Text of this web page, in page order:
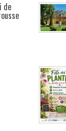
de